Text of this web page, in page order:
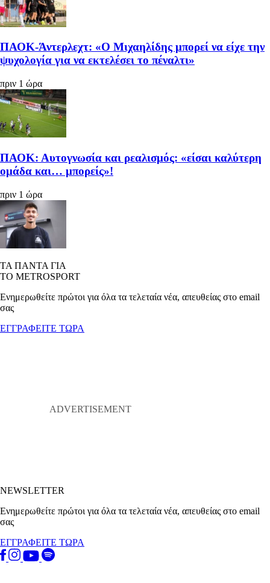
ΠΑΟΚ-Άντερλεχτ: «Ο Μιχαηλίδης μπορεί να είχε την
ψυχολογία για να εκτελέσει το πέναλτι»
πριν 1 ώρα
ΠΑΟΚ: Αυτογνωσία και ρεαλισμός: «είσαι καλύτερη
ομάδα και… μπορείς»!
πριν 1 ώρα
ΤΑ ΠΑΝΤΑ ΓΙΑ
ΤΟ METROSPORT
Ενημερωθείτε πρώτοι για όλα τα τελεταία νέα, απευθείας στο email
σας
ΕΓΓΡΑΦΕΙΤΕ ΤΩΡΑ
NEWSLETTER
Ενημερωθείτε πρώτοι για όλα τα τελεταία νέα, απευθείας στο email
σας
ΕΓΓΡΑΦΕΙΤΕ ΤΩΡΑ